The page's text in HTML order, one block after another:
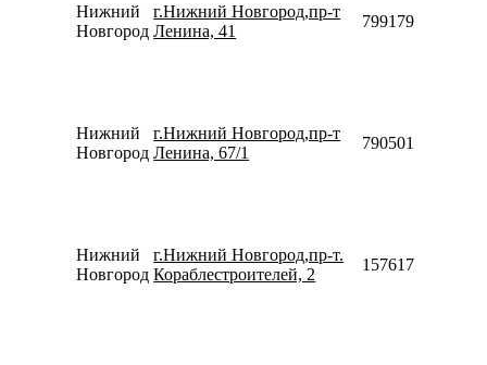
Нижний
Новгород
г.Нижний Новгород,пр-т
Ленина, 41
79917930528
Нижний
Новгород
г.Нижний Новгород,пр-т
Ленина, 67/1
79050108910
Нижний
Новгород
г.Нижний Новгород,пр-т.
Кораблестроителей, 2
157617077543